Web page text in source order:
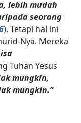
lebih mudah
seorang
). Tetapi hal ini
Nya. Mereka
Tuhan Yesus
mungkin,
mungkin.”